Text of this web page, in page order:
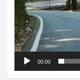
00:00